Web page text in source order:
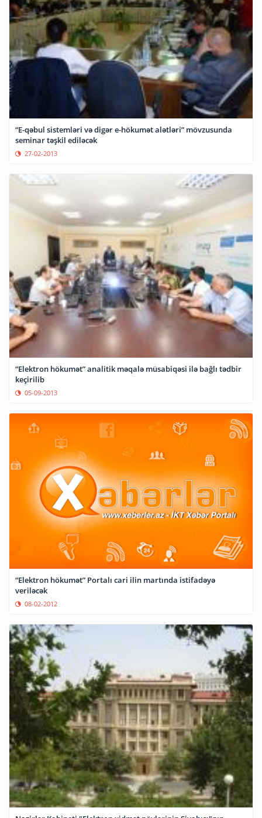
“E-qəbul sistemləri və digər e-hökumət alətləri” mövzusunda
seminar təşkil ediləcək
27-02-2013
“Elektron hökumət” analitik məqalə müsabiqəsi ilə bağlı tədbir
keçirilib
05-09-2013
“Elektron hökumət” Portalı cari ilin martında istifadəyə
veriləcək
08-02-2012